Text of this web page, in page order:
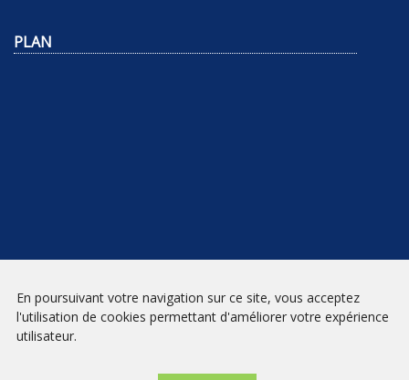
PLAN
NEWSLETTER
En poursuivant votre navigation sur ce site, vous acceptez
l'utilisation de cookies permettant d'améliorer votre expérience
utilisateur.